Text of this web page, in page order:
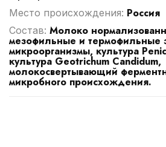
Место происхождения: Россия
Cостав: Молоко
мезофильные и термофильные
микроорганизмы, культура
культура Geotrichum Candidum,
молокосвертывающий
микробного происхождения.